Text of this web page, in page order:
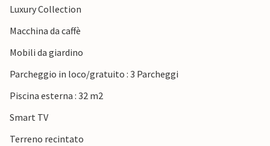
Luxury Collection
Macchina da caffè
Mobili da giardino
Parcheggio in loco/gratuito : 3 Parcheggi
Piscina esterna : 32 m2
Smart TV
Terreno recintato